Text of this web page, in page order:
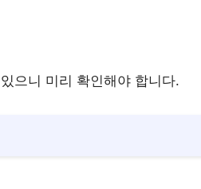
으니 미리 확인해야 합니다.